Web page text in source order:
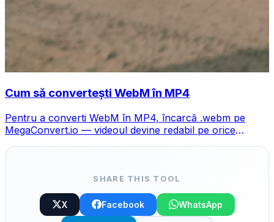
Cum să convertești WebM în MP4
Pentru a converti WebM în MP4, încarcă .webm pe
MegaConvert.io — videoul devine redabil pe orice
SHARE THIS TOOL
X Facebook WhatsApp